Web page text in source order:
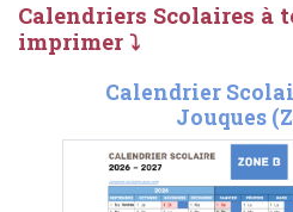
Calendriers Scolaires à
imprimer ⤵
Calendrier
Jouques